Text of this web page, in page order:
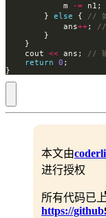
            m
-= n1;
        }
else {
            ans
++;
    cout
<< ans;
return
0
}
本文由
进行授权
所有代码已
https://